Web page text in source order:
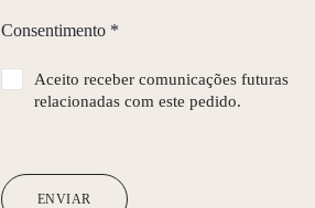
Consentimento *
Aceito receber comunicações futuras
relacionadas com este pedido.
ENVIAR